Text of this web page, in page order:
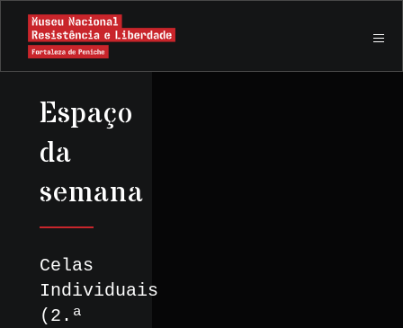
Espaço
da
semana
Celas
Individuais
(2.ª